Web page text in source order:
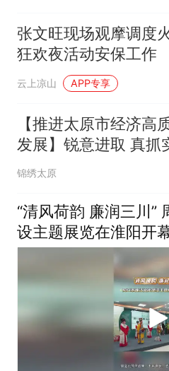
烈反响（九）
张文旺现场观摩调度
狂欢夜活动安保工作
云上凉山 APP专享
【推进太原市经济高
发展】锐意进取 真抓
推进太原市经济高质量
烈反响（十）
锦绣太原
“清风荷韵 廉润三川”
设主题展览在淮阳开